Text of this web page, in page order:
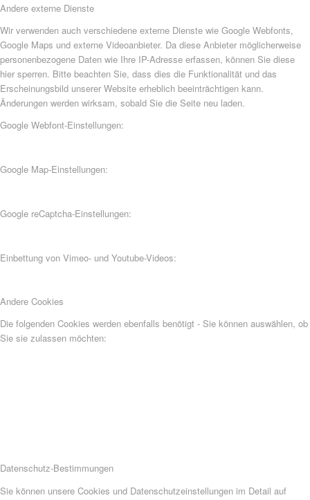
Andere externe Dienste
Wir verwenden auch verschiedene externe Dienste wie Google Webfonts,
Google Maps und externe Videoanbieter. Da diese Anbieter möglicherweise
personenbezogene Daten wie Ihre IP-Adresse erfassen, können Sie diese
hier sperren. Bitte beachten Sie, dass dies die Funktionalität und das
Erscheinungsbild unserer Website erheblich beeinträchtigen kann.
Änderungen werden wirksam, sobald Sie die Seite neu laden.
Google Webfont-Einstellungen:
Google Map-Einstellungen:
Google reCaptcha-Einstellungen:
Einbettung von Vimeo- und Youtube-Videos:
Andere Cookies
Die folgenden Cookies werden ebenfalls benötigt - Sie können auswählen, ob
Sie sie zulassen möchten:
Datenschutz-Bestimmungen
Sie können unsere Cookies und Datenschutzeinstellungen im Detail auf